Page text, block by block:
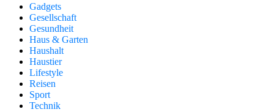
Gadgets
Gesellschaft
Gesundheit
Haus & Garten
Haushalt
Haustier
Lifestyle
Reisen
Sport
Technik